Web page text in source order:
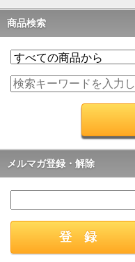
商品検索
メルマガ登録・解除